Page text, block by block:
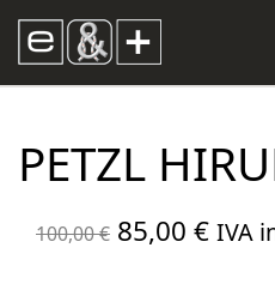
PETZL
100,00€ El
85,00 €El
IVA